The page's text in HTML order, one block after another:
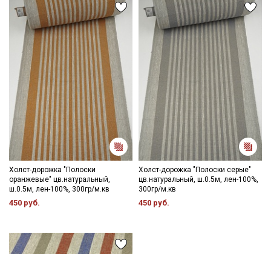
Холст-дорожка "Полоски
оранжевые" цв.натуральный,
ш.0.5м, лен-100%, 300гр/м.кв
450 руб.
Холст-дорожка "Полоски серые"
цв.натуральный, ш.0.5м, лен-100%,
300гр/м.кв
450 руб.
данных
ДаюСогласие на получение рекламных и
информационных рассылок